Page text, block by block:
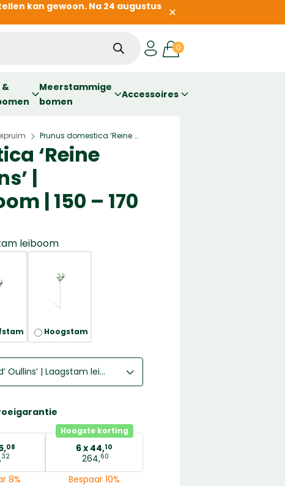
kan gewoon. Na 24 augustus
&
Meerstammige
bomen
Accessoires
» Prunus domestica ‘Reine Claude d’ Oullins’ | Laagstam leiboom | 150 – 170 cm
‘Reine
|
| 150 – 170
leiboom
Hoogstam
Prunus domestica ‘Reine Claude d’ Oullins’ | Laagstam leiboom | 150 – 170 cm
Prunus domestica ‘Reine Claude d’ Oullins’ | Hoogstam leiboom | 280 – 300 cm
08
32
8%
Hoogste korting
6 x 44,10
264,60
Bespaar 10%